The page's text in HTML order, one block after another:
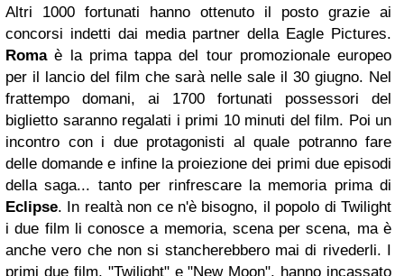
Altri 1000 fortunati hanno ottenuto il posto grazie ai
concorsi indetti dai media partner della Eagle Pictures.
Romaè la prima tappa del tour promozionale europeo
per il lancio del film che sarà nelle sale il 30 giugno. Nel
frattempo domani, ai 1700 fortunati possessori del
biglietto saranno regalati i primi 10 minuti del film. Poi un
incontro con i due protagonisti al quale potranno fare
delle domande e infine la proiezione dei primi due episodi
della saga... tanto per rinfrescare la memoria prima di
Eclipse. In realtà non ce n'è bisogno, il popolo di Twilight
i due film li conosce a memoria, scena per scena, ma è
anche vero che non si stancherebbero mai di rivederli. I
primi due film, "Twilight" e "New Moon", hanno incassato